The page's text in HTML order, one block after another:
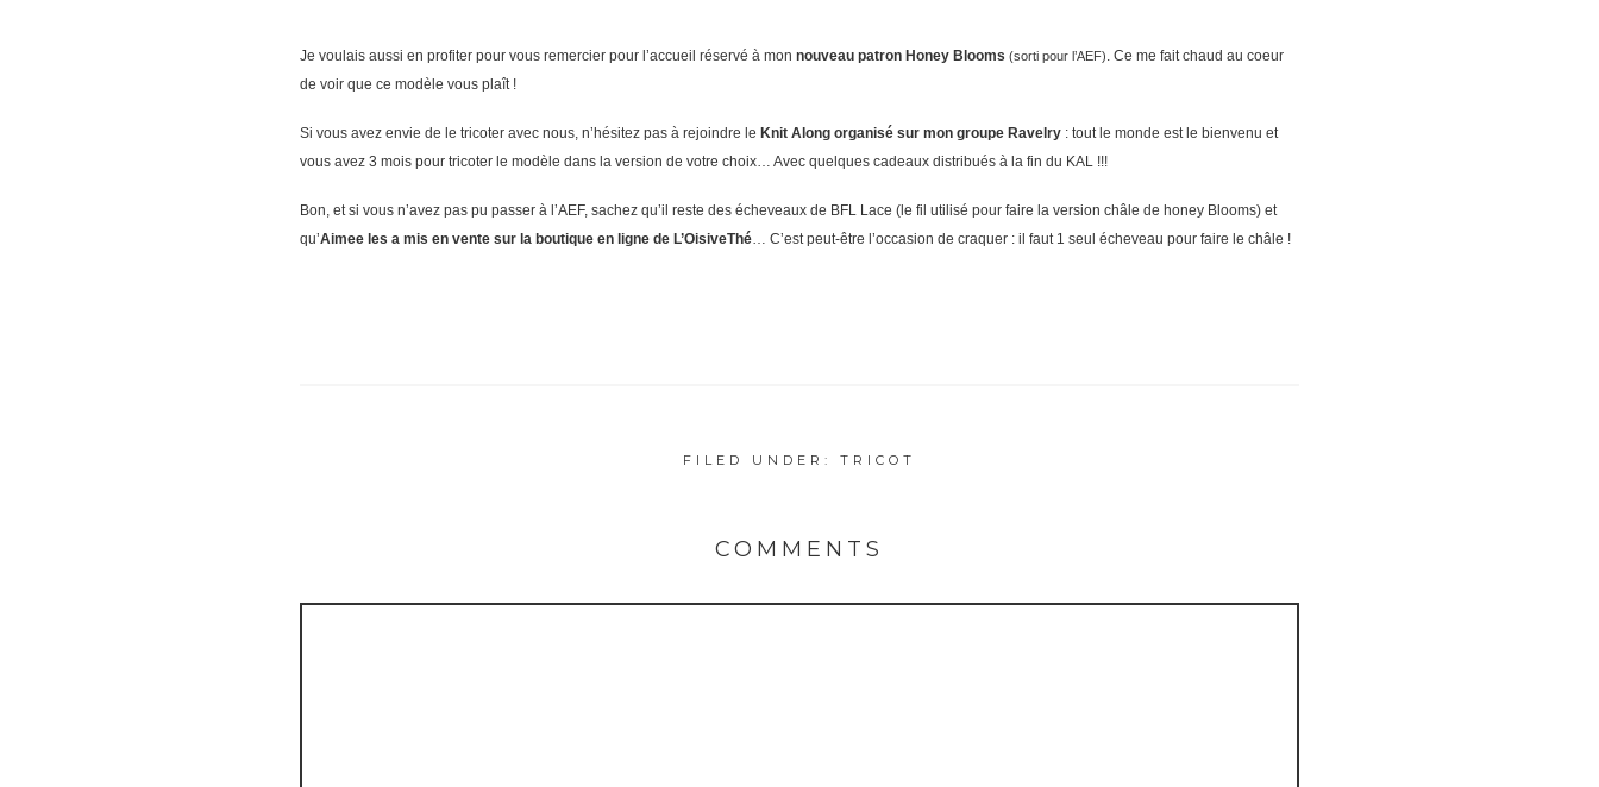
Je voulais aussi en profiter pour vous remercier pour l’accueil réservé à mon nouveau patron Honey Blooms (sorti pour l’AEF) . Ce me fait chaud au coeur
de voir que ce modèle vous plaît !
Si vous avez envie de le tricoter avec nous, n’hésitez pas à rejoindre le Knit Along organisé sur mon groupe Ravelry : tout le monde est le bienvenu et
vous avez 3 mois pour tricoter le modèle dans la version de votre choix… Avec quelques cadeaux distribués à la fin du KAL !!!
Bon, et si vous n’avez pas pu passer à l’AEF, sachez qu’il reste des écheveaux de BFL Lace (le fil utilisé pour faire la version châle de honey Blooms) et
qu’Aimee les a mis en vente sur la boutique en ligne de L’OisiveThé … C’est peut-être l’occasion de craquer : il faut 1 seul écheveau pour faire le châle !
FILED UNDER: TRICOT
COMMENTS